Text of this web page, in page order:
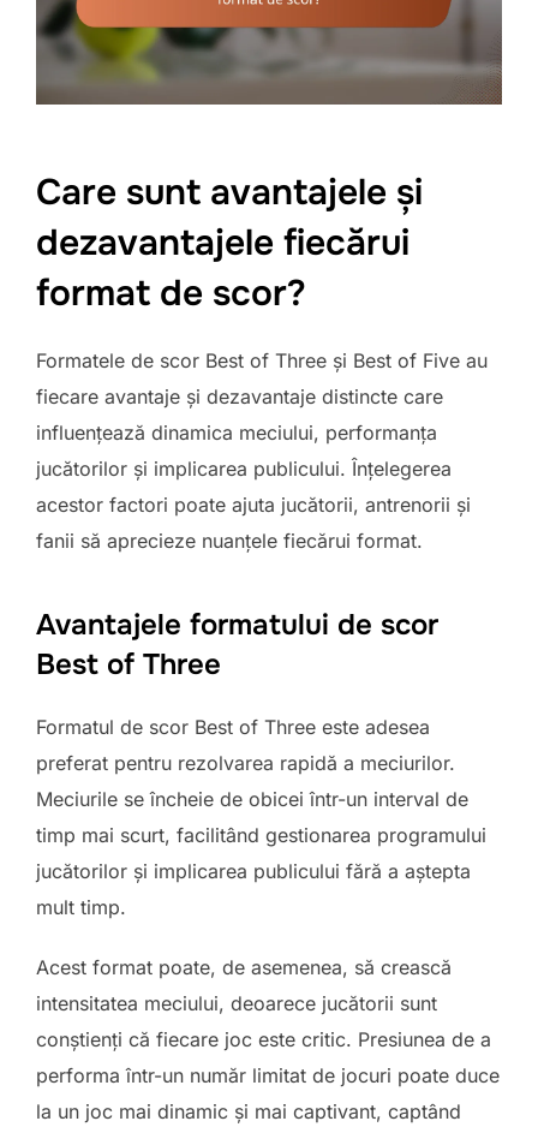
Care sunt avantajele și
dezavantajele fiecărui
format de scor?
Formatele de scor Best of Three și Best of Five au
fiecare avantaje și dezavantaje distincte care
influențează dinamica meciului, performanța
jucătorilor și implicarea publicului. Înțelegerea
acestor factori poate ajuta jucătorii, antrenorii și
fanii să aprecieze nuanțele fiecărui format.
Avantajele formatului de scor
Best of Three
Formatul de scor Best of Three este adesea
preferat pentru rezolvarea rapidă a meciurilor.
Meciurile se încheie de obicei într-un interval de
timp mai scurt, facilitând gestionarea programului
jucătorilor și implicarea publicului fără a aștepta
mult timp.
Acest format poate, de asemenea, să crească
intensitatea meciului, deoarece jucătorii sunt
conștienți că fiecare joc este critic. Presiunea de a
performa într-un număr limitat de jocuri poate duce
la un joc mai dinamic și mai captivant, captând